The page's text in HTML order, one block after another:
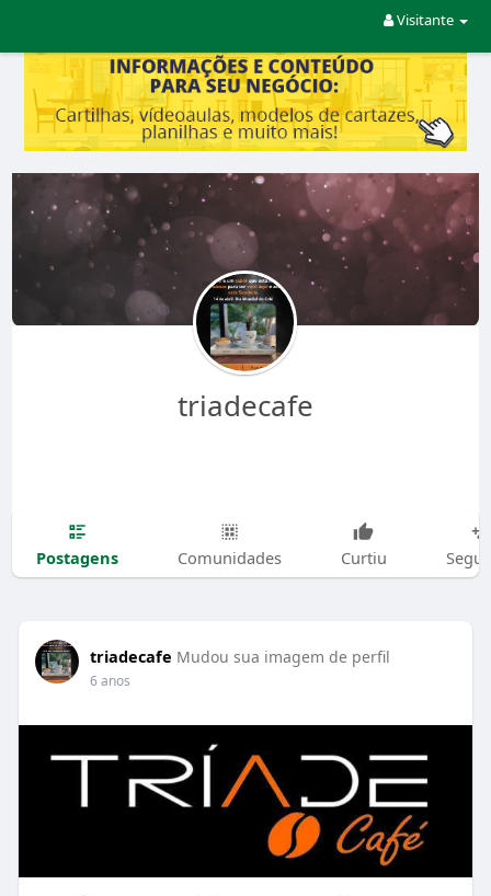
Visitante
triadecafe
Postagens Comunidades Curtiu
triadecafe Mudou sua imagem de perfil
6 anos